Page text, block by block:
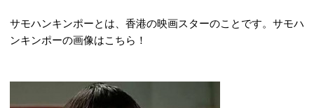
サモハンキンポーとは、香港の映画スターのことです。サモハ
ンキンポーの画像はこちら！